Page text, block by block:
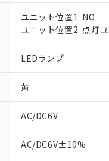
ユニット位置1: NO
ユニット位置2: 点灯
LEDランプ
黄
AC/DC6V
AC/DC6V±10%
ご利用条件
本サービス
くものです。
当社制御機
在庫状況お
対応済み：EU
対応予定：EU
対応予定なし：
非該当品：ライセ
仕入先様の事情に
*EU RoHS指令（10物質
鉛(Pb) 1000ppm以下、
六価クロム(Cr(Ⅵ))
フタル酸ビス(2-エチル
ル（DBP） 1000ppm
但し、RoHS指令で産業
フタル酸エステル類の
※1 中国
「×」：最大均質
「－」：未確認で
Pb(鉛) :1000ppm、 Hg(
当社は、こ
う）を輸出
などの必要
当社は規制
記
号